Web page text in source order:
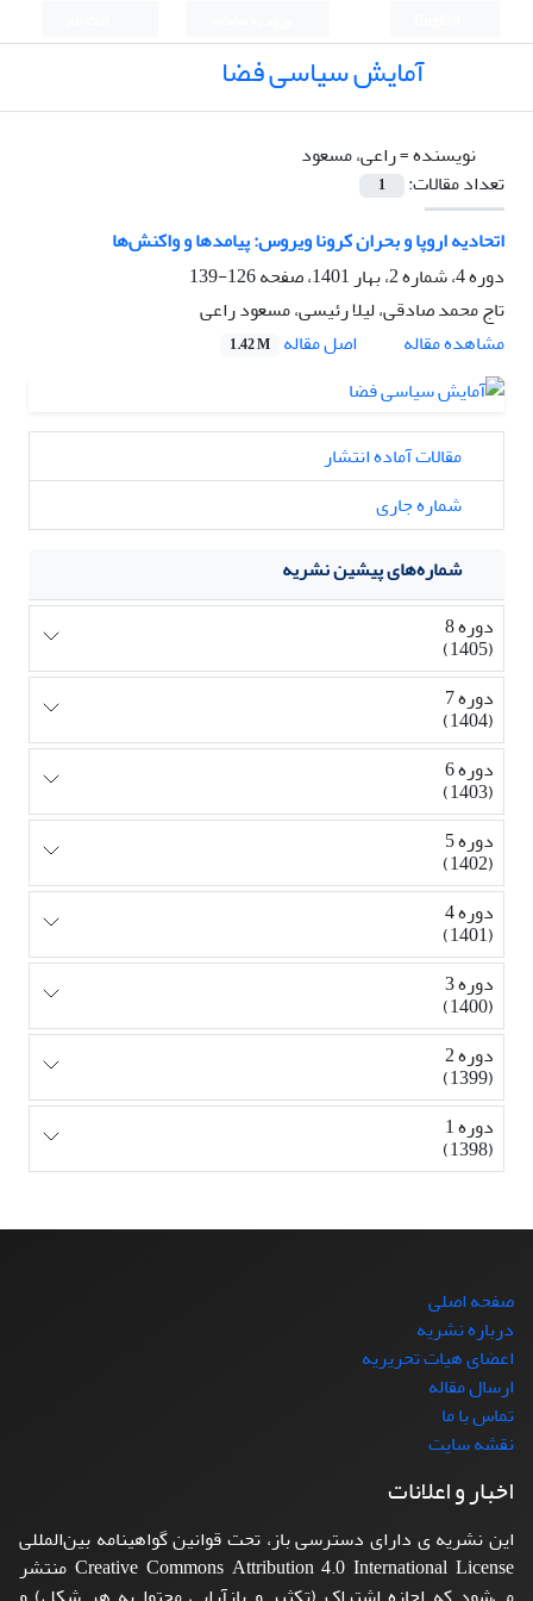
آمایش سیاسی فضا
نویسنده =راعی، مسعود
تعداد مقالات:
1
اتحادیه اروپا و بحران کرونا ویروس: پیامدها و واکنش‌ها
دوره 4، شماره 2، بهار 1401، صفحه
126-139
تاج محمد صادقی، لیلا رئیسی، مسعود راعی
مشاهده مقاله
اصل مقاله 1.42 M
مقالات آماده انتشار
شماره جاری
شماره‌های پیشین نشریه
دوره 8
(1405)
دوره 7
(1404)
دوره 6
(1403)
دوره 5
(1402)
دوره 4
(1401)
دوره 3
(1400)
دوره 2
(1399)
دوره 1
(1398)
صفحه اصلی
درباره نشریه
اعضای هیات تحریریه
ارسال مقاله
تماس با ما
نقشه سایت
اخبار و اعلانات
این نشریه ی دارای دسترسی باز، تحت قوانین گواهینامه بین‌المللی
Creative Commons Attribution 4.0 International License منتشر